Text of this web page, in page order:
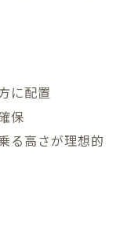
に配置
保
る高さが理想的